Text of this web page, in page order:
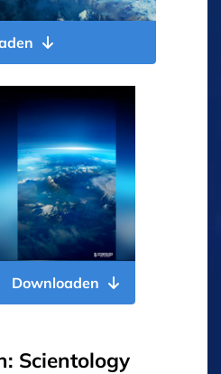
Downloaden
Scientology